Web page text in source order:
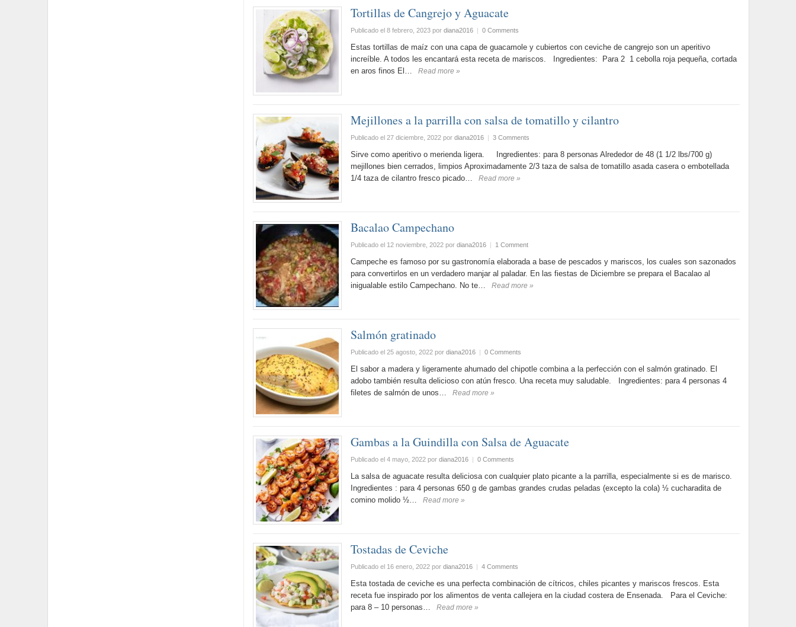
Tortillas de Cangrejo y Aguacate
Publicado el 8 febrero, 2023por diana2016 | 0 Comments
Estas tortillas de maíz con una capa de guacamole y cubiertos con ceviche de cangrejo son un aperitivo
increíble. A todos les encantará esta receta de mariscos. Ingredientes: Para 2 1 cebolla roja pequeña, cortada
en aros finos El…
Read more »
Mejillones a la parrilla con salsa de tomatillo y cilantro
Publicado el 27 diciembre, 2022por diana2016 | 3 Comments
Sirve como aperitivo o merienda ligera. Ingredientes: para 8 personas Alrededor de 48 (1 1/2 lbs/700 g)
mejillones bien cerrados, limpios Aproximadamente 2/3 taza de salsa de tomatillo asada casera o embotellada
1/4 taza de cilantro fresco picado…
Read more »
Bacalao Campechano
Publicado el 12 noviembre, 2022por diana2016 | 1 Comment
Campeche es famoso por su gastronomía elaborada a base de pescados y mariscos, los cuales son sazonados
para convertirlos en un verdadero manjar al paladar. En las fiestas de Diciembre se prepara el Bacalao al
inigualable estilo Campechano. No te…
Read more »
Salmón gratinado
Publicado el 25 agosto, 2022por diana2016 | 0 Comments
El sabor a madera y ligeramente ahumado del chipotle combina a la perfección con el salmón gratinado. El
adobo también resulta delicioso con atún fresco. Una receta muy saludable. Ingredientes: para 4 personas 4
filetes de salmón de unos…
Read more »
Gambas a la Guindilla con Salsa de Aguacate
Publicado el 4 mayo, 2022por diana2016 | 0 Comments
La salsa de aguacate resulta deliciosa con cualquier plato picante a la parrilla, especialmente si es de marisco.
Ingredientes : para 4 personas 650 g de gambas grandes crudas peladas (excepto la cola) ½ cucharadita de
comino molido ½…
Read more »
Tostadas de Ceviche
Publicado el 16 enero, 2022por diana2016 | 4 Comments
Esta tostada de ceviche es una perfecta combinación de cítricos, chiles picantes y mariscos frescos. Esta
receta fue inspirado por los alimentos de venta callejera en la ciudad costera de Ensenada. Para el Ceviche:
para 8 – 10 personas…
Read more »